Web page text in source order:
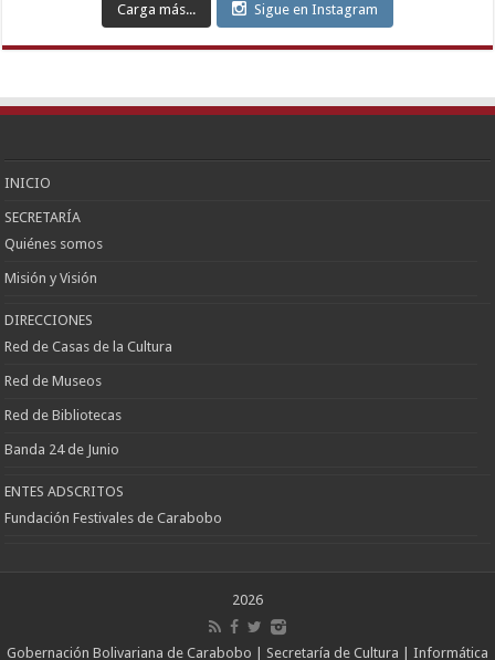
Escort
Kızılay
Escort
Keçiören
Escort
Carga más... Sigue en Instagram
INICIO
SECRETARÍA
Quiénes somos
Misión y Visión
DIRECCIONES
Red de Casas de la Cultura
Red de Museos
Red de Bibliotecas
Banda 24 de Junio
ENTES ADSCRITOS
Fundación Festivales de Carabobo
2026
Gobernación Bolivariana de Carabobo | Secretaría de Cultura | Informática